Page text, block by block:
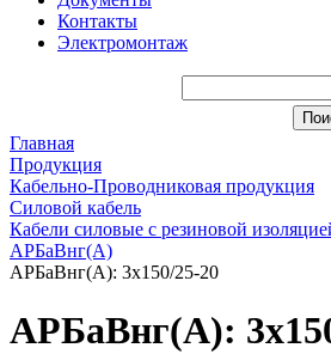
Контакты
Электромонтаж
Главная
Продукция
Кабельно-Проводниковая продукция
Силовой кабель
Кабели силовые с резиновой
АРБаВнг(A)
АРБаВнг(A): 3х150/25-20
АРБаВнг(A):